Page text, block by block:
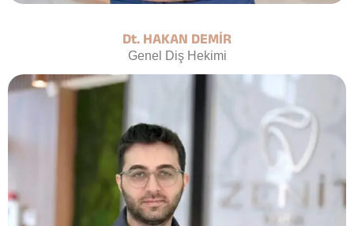
Dt. HAKAN DEMİR
Genel Diş Hekimi